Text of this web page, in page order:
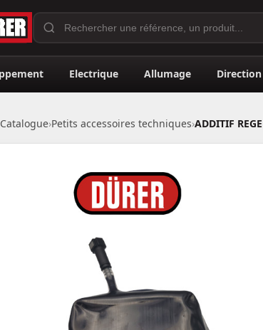
Electrique Allumage
Catalogue›Petits accessoires techniques›ADDITIF